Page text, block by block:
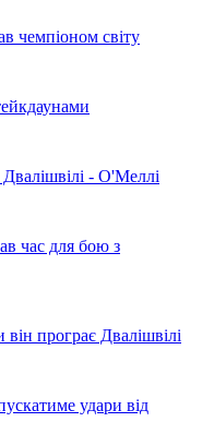
чемпіоном світу
- О'Меллі
час для бою з
програє Двалішвілі
удари від